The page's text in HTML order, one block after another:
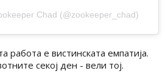
Chad (@zookeeper_chad)
работа е вистинската емпатија.
секој ден - вели тој.